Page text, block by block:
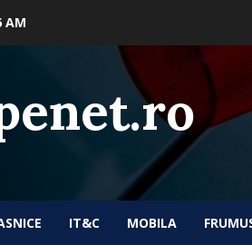
AM
IT&C MOBILA